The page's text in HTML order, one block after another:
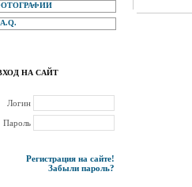
НА САЙТ
Логин
Пароль
Регистрация на сайте!
Забыли пароль?